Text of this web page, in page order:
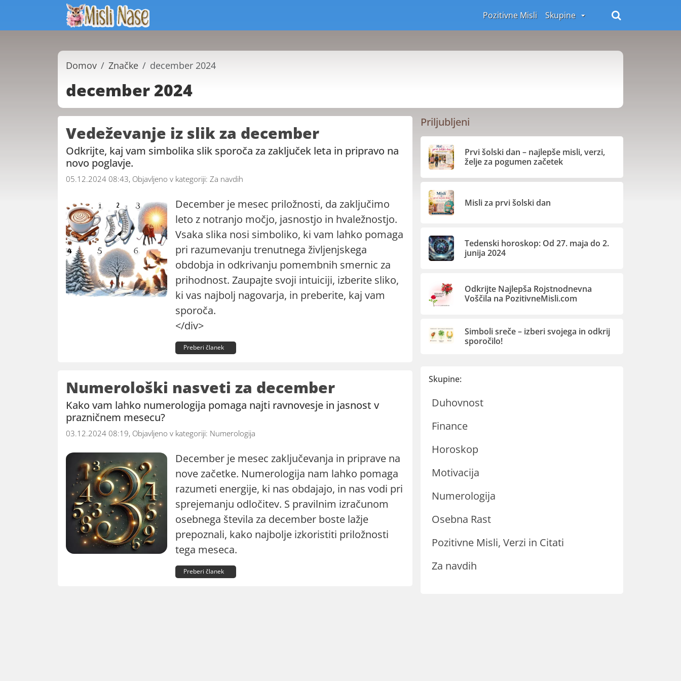
Pozitivne Misli Skupine
Domov Značke december 2024
december 2024
Vedeževanje iz slik za december
Odkrijte, kaj vam simbolika slik sporoča za zaključek leta in pripravo na
novo poglavje.
05.12.2024 08:43, Objavljeno v kategoriji: Za navdih
December je mesec priložnosti, da zaključimo
leto z notranjo močjo, jasnostjo in hvaležnostjo.
Vsaka slika nosi simboliko, ki vam lahko pomaga
pri razumevanju trenutnega življenjskega
obdobja in odkrivanju pomembnih smernic za
prihodnost. Zaupajte svoji intuiciji, izberite sliko,
ki vas najbolj nagovarja, in preberite, kaj vam
sporoča.
</div>
Preberi članek
Numerološki nasveti za december
Kako vam lahko numerologija pomaga najti ravnovesje in jasnost v
prazničnem mesecu?
03.12.2024 08:19, Objavljeno v kategoriji: Numerologija
December je mesec zaključevanja in priprave na
nove začetke. Numerologija nam lahko pomaga
razumeti energije, ki nas obdajajo, in nas vodi pri
sprejemanju odločitev. S pravilnim izračunom
osebnega števila za december boste lažje
prepoznali, kako najbolje izkoristiti priložnosti
tega meseca.
Preberi članek
Priljubljeni
Prvi šolski dan – najlepše misli, verzi,
želje za pogumen začetek
Misli za prvi šolski dan
Tedenski horoskop: Od 27. maja do 2.
junija 2024
Odkrijte Najlepša Rojstnodnevna
Voščila na PozitivneMisli.com
Simboli sreče – izberi svojega in odkrij
sporočilo!
Skupine:
Duhovnost
Finance
Horoskop
Motivacija
Numerologija
Osebna Rast
Pozitivne Misli, Verzi in Citati
Za navdih